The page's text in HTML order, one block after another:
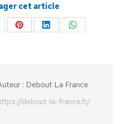
cet article
PartagerPartagerPartager
: Debout La France
debout-la-france.fr/